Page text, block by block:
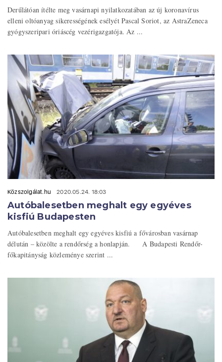
Derűlátóan ítélte meg vasárnapi nyilatkozatában az új koronavírus
elleni oltóanyag sikerességének esélyét Pascal Soriot, az AstraZeneca
gyógyszeripari óriáscég vezérigazgatója. Az ...
Közszolgálat.hu 2020.05.24. 18:03
Autóbalesetben meghalt egy egyéves
kisfiú Budapesten
Autóbalesetben meghalt egy egyéves kisfiú a fővárosban vasárnap
délután – közölte a rendőrség a honlapján. A Budapesti Rendőr-
főkapitányság közleménye szerint ...